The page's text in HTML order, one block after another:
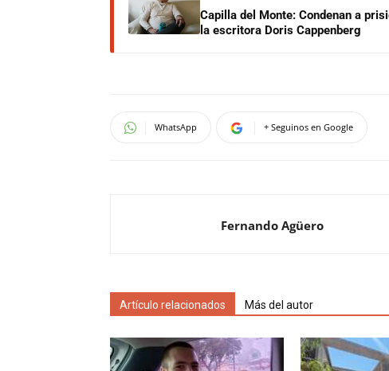
Capilla del Monte: Condenan a
la escritora Doris Cappenberg
WhatsApp + Seguinos en Google
Fernando Agüero
Artículo relacionados Más del autor